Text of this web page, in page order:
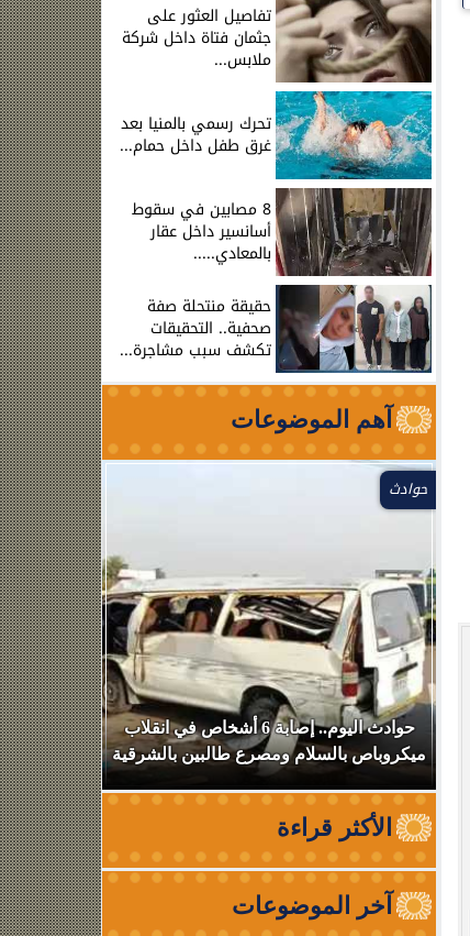
تفاصيل العثور على
جثمان فتاة داخل شركة
ملابس...
تحرك رسمي بالمنيا بعد
غرق طفل داخل حمام...
8 مصابين في سقوط
أسانسير داخل عقار
بالمعادي.....
حقيقة منتحلة صفة
صحفية.. التحقيقات
تكشف سبب مشاجرة...
آهم الموضوعات
حوادث
حوادث اليوم.. إصابة 6 أشخاص في انقلاب
ميكروباص بالسلام ومصرع طالبين بالشرقية
استهداف
الأكثر قراءة
آخر الموضوعات